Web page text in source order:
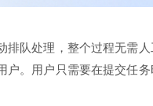
队处理，整个过程无需
。用户只需要在提交任